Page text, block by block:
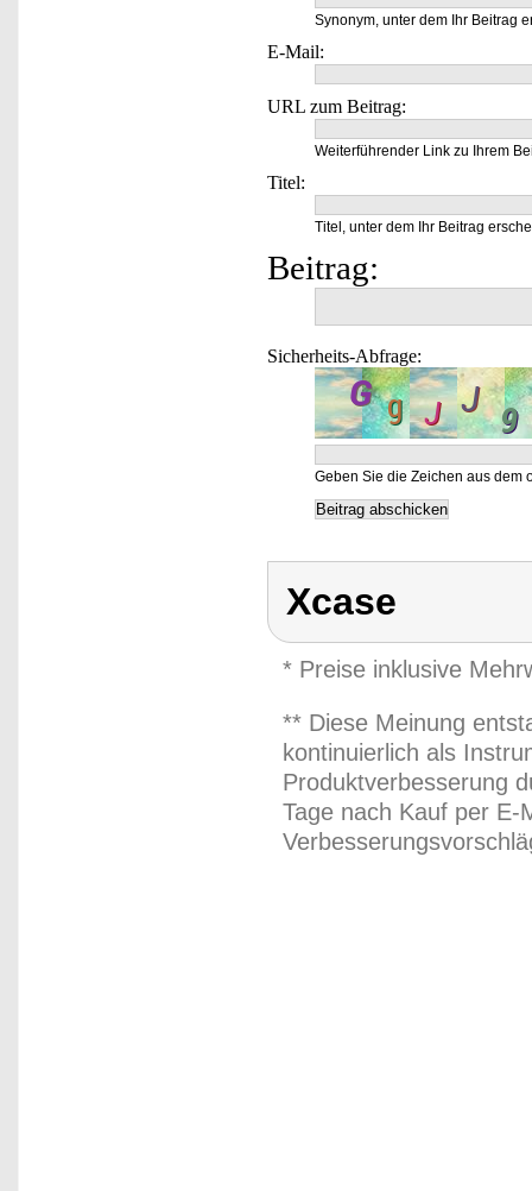
Synonym, unter dem Ihr Beitrag
E-Mail:
URL zum Beitrag:
Weiterführender Link zu Ihrem
Titel:
Titel, unter dem Ihr Beitrag
Beitrag:
Sicherheits-Abfrage:
Geben Sie die Zeichen aus dem
Xcase
* Preise inklusive
** Diese Meinung
kontinuierlich als
Produktverbesserung
Tage nach Kauf per E-